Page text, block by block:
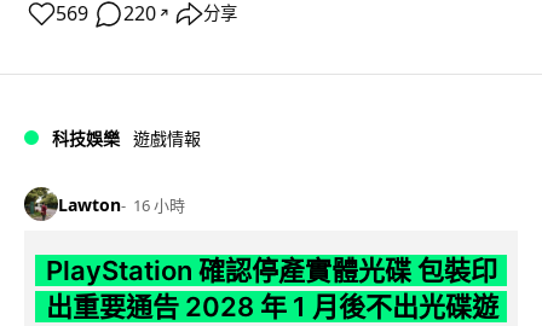
569 220 ↗ 分享
科技娛樂 遊戲情報
Lawton 16 小時
PlayStation 確認停產實體光碟 包裝印
出重要通告 2028 年 1 月後不出光碟遊